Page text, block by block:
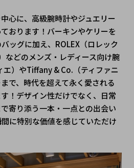
心に、高級腕時計やジュエリー
おります！バーキンやケリーを
ッグに加え、ROLEX（ロレック
などのメンズ・レディース向け腕
）やTiffany & Co.（ティファニ
で、時代を超えて永く愛される
！デザイン性だけでなく、日常
寄り添う一本・一点との出会い
に特別な価値を感じていただけ